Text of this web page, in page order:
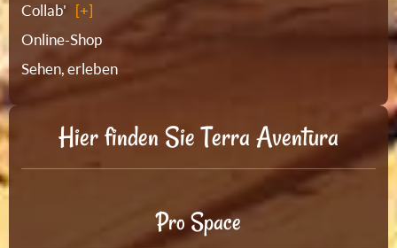
Collab'
Online-Shop
Sehen, erleben
Hier finden Sie Terra Aventura
Pro Space